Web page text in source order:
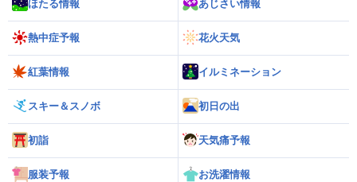
ほたる情報 あじさい情報
熱中症予報 花火天気
紅葉情報 イルミネーション
スキー＆スノボ 初日の出
初詣 天気痛予報
服装予報 お洗濯情報